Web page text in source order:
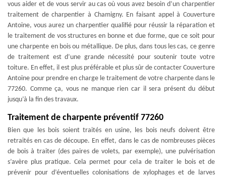
vous aider et de vous servir au cas où vous avez besoin d’un charpentier
traitement de charpentier à Chamigny. En faisant appel à Couverture
Antoine, vous aurez un charpentier qualifié pour réussir la réparation et
le traitement de vos structures en bonne et due forme, que ce soit pour
une charpente en bois ou métallique. De plus, dans tous les cas, ce genre
de traitement est d’une grande nécessité pour soutenir toute votre
toiture. En effet, il est plus préférable et plus sûr de contacter Couverture
Antoine pour prendre en charge le traitement de votre charpente dans le
77260. Comme ça, vous ne manque rien car il sera présent du début
jusqu’à la fin des travaux.
Traitement de charpente préventif 77260
Bien que les bois soient traités en usine, les bois neufs doivent être
retraités en cas de découpe. En effet, dans le cas de nombreuses pièces
de bois à traiter (des paires de volets, par exemple), une pulvérisation
s’avère plus pratique. Cela permet pour cela de traiter le bois et de
prévenir pour d’éventuelles colonisations de xylophages et de larves